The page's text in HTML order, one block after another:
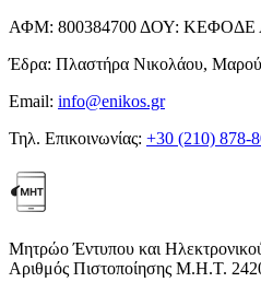
ΑΦΜ: 800384700 ΔΟΥ: ΚΕΦΟΔΕ
Έδρα: Πλαστήρα Νικολάου,
Email: info@enikos.gr
Τηλ. Επικοινωνίας: +30 (210) 878-
Μητρώο Έντυπου και
Αριθμός Πιστοποίησης Μ.Η.Τ.